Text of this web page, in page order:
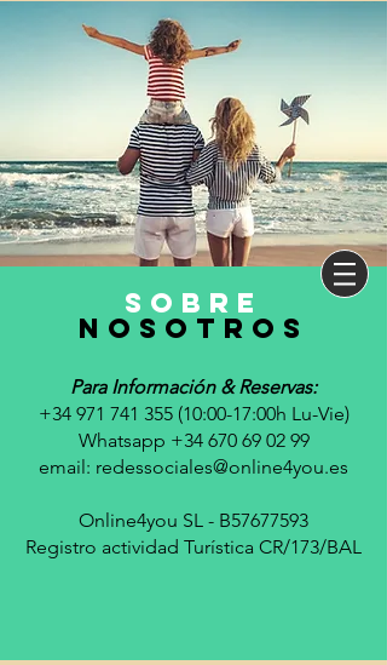
sobre
nosotros
Para Información & Reservas:
+34 971 741 355 (10:00-17:00h Lu-Vie)
Whatsapp +34 670 69 02 99
email: redessociales@online4you.es
Online4you SL - B57677593
Registro actividad Turística CR/173/BAL